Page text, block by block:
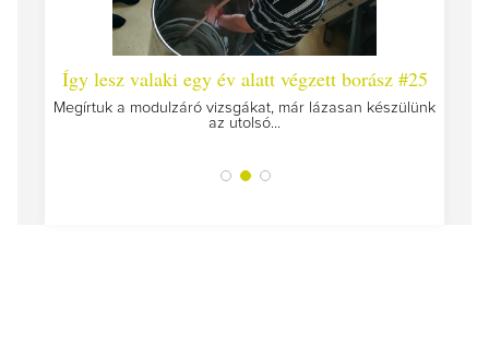
Így lesz valaki egy év alatt végzett borász #25
Megírtuk a modulzáró vizsgákat, már lázasan készülünk
az utolsó...